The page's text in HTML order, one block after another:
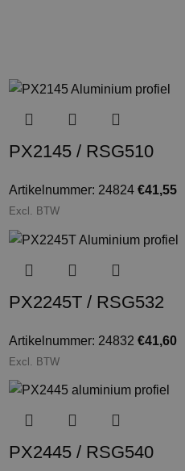
PX2145 / RSG510
Artikelnummer: 24824 €41,55
Excl. BTW
PX2245T / RSG532
Artikelnummer: 24832 €41,60
Excl. BTW
PX2445 / RSG540